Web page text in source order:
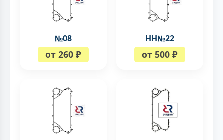
№08
от 260 ₽
НН№22
от 500 ₽